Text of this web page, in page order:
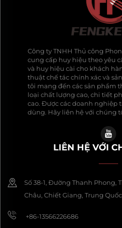
Công ty TNHH Thủ công
cung cấp huy hiệu theo yêu
và huy hiệu cài cho khách
thuật chế tác chính xác và
tôi mang đến các sản phẩm
loại chất lượng cao, chi tiết
cao. Được các doanh nghiệp
dùng. Hãy liên hệ với chúng
LIÊN HỆ VỚI
Số 38-1, Đường Thanh Phong,
Châu, Chiết Giang, Trung Quốc
+86-13566226686